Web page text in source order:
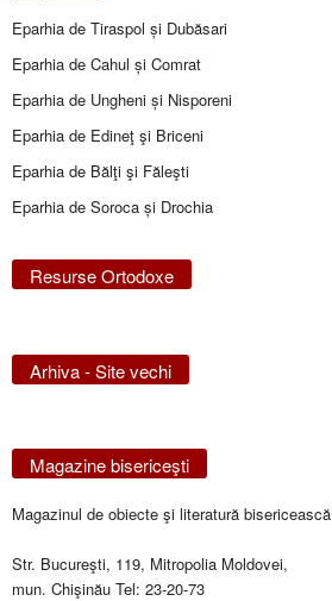
Eparhia de Tiraspol și Dubăsari
Eparhia de Cahul și Comrat
Eparhia de Ungheni și Nisporeni
Eparhia de Edineţ şi Briceni
Eparhia de Bălţi şi Făleşti
Eparhia de Soroca și Drochia
Resurse Ortodoxe
Arhiva - Site vechi
Magazine bisericeşti
Magazinul de obiecte şi literatură bisericească
Str. Bucureşti, 119, Mitropolia Moldovei,
mun. Chişinău Tel: 23-20-73